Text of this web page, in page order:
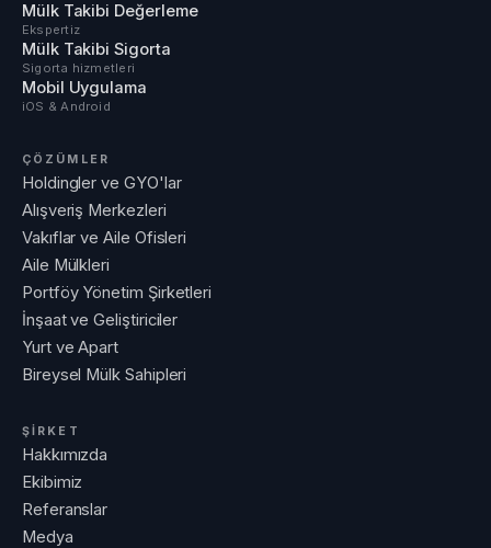
Mülk Takibi Değerleme
Ekspertiz
Mülk Takibi Sigorta
Sigorta hizmetleri
Mobil Uygulama
iOS & Android
ÇÖZÜMLER
Holdingler ve GYO'lar
Alışveriş Merkezleri
Vakıflar ve Aile Ofisleri
Aile Mülkleri
Portföy Yönetim Şirketleri
İnşaat ve Geliştiriciler
Yurt ve Apart
Bireysel Mülk Sahipleri
ŞİRKET
Hakkımızda
Ekibimiz
Referanslar
Medya